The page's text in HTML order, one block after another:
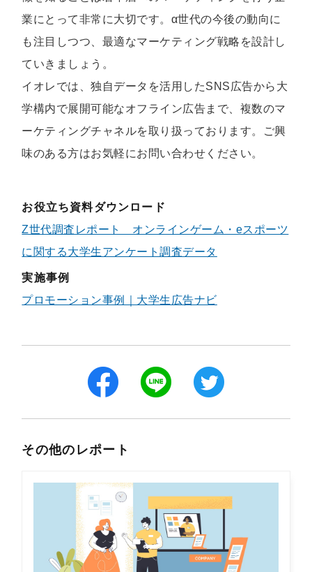
業にとって非常に大切です。α世代の今後の動向に
も注目しつつ、最適なマーケティング戦略を設計し
ていきましょう。
イオレでは、独自データを活用したSNS広告から大
学構内で展開可能なオフライン広告まで、複数のマ
ーケティングチャネルを取り扱っております。ご興
味のある方はお気軽にお問い合わせください。
お役立ち資料ダウンロード
Z世代調査レポート オンラインゲーム・eスポーツ
に関する大学生アンケート調査データ
実施事例
プロモーション事例｜大学生広告ナビ
その他のレポート